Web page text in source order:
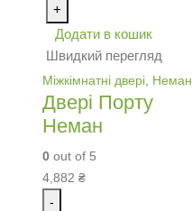
+
Додати в кошик
Швидкий перегляд
Міжкімнатні двері, Неман
Двері Порту
Неман
0 out of 5
4,882 ₴
-